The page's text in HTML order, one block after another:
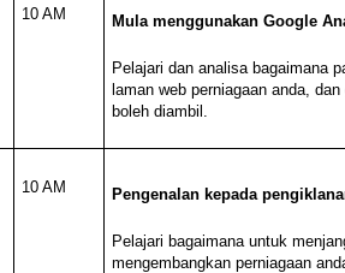
10 AM Mula menggunakan Google
Pelajari dan analisa bagaimana
laman web perniagaan anda,
boleh diambil.
10 AM Pengenalan kepada
Pelajari bagaimana untuk
mengembangkan perniagaan